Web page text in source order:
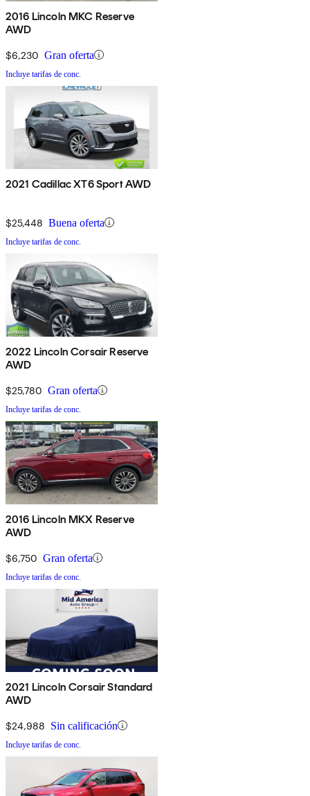
2016 Lincoln MKC Reserve
AWD
$6,230 Gran oferta
Incluye tarifas de conc.
2021 Cadillac XT6 Sport AWD
$25,448 Buena oferta
Incluye tarifas de conc.
2022 Lincoln Corsair Reserve
AWD
$25,780 Gran oferta
Incluye tarifas de conc.
2016 Lincoln MKX Reserve
AWD
$6,750 Gran oferta
Incluye tarifas de conc.
2021 Lincoln Corsair Standard
AWD
$24,988 Sin calificación
Incluye tarifas de conc.